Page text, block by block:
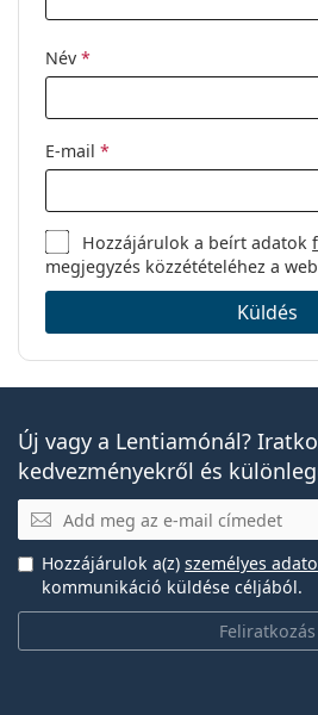
Név *
E-mail *
Hozzájárulok a beírt adatok
megjegyzés közzétételéhez a
Küldés
Új vagy a Lentiamónál?
kedvezményekről és
E-mail
Feliratkozás
Hozzájárulok a(z) személyes
kommunikáció küldése céljából.